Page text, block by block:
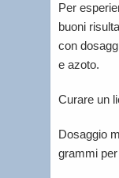
Per
buoni
con
e azoto.
Curare un
Dosaggio
grammi per